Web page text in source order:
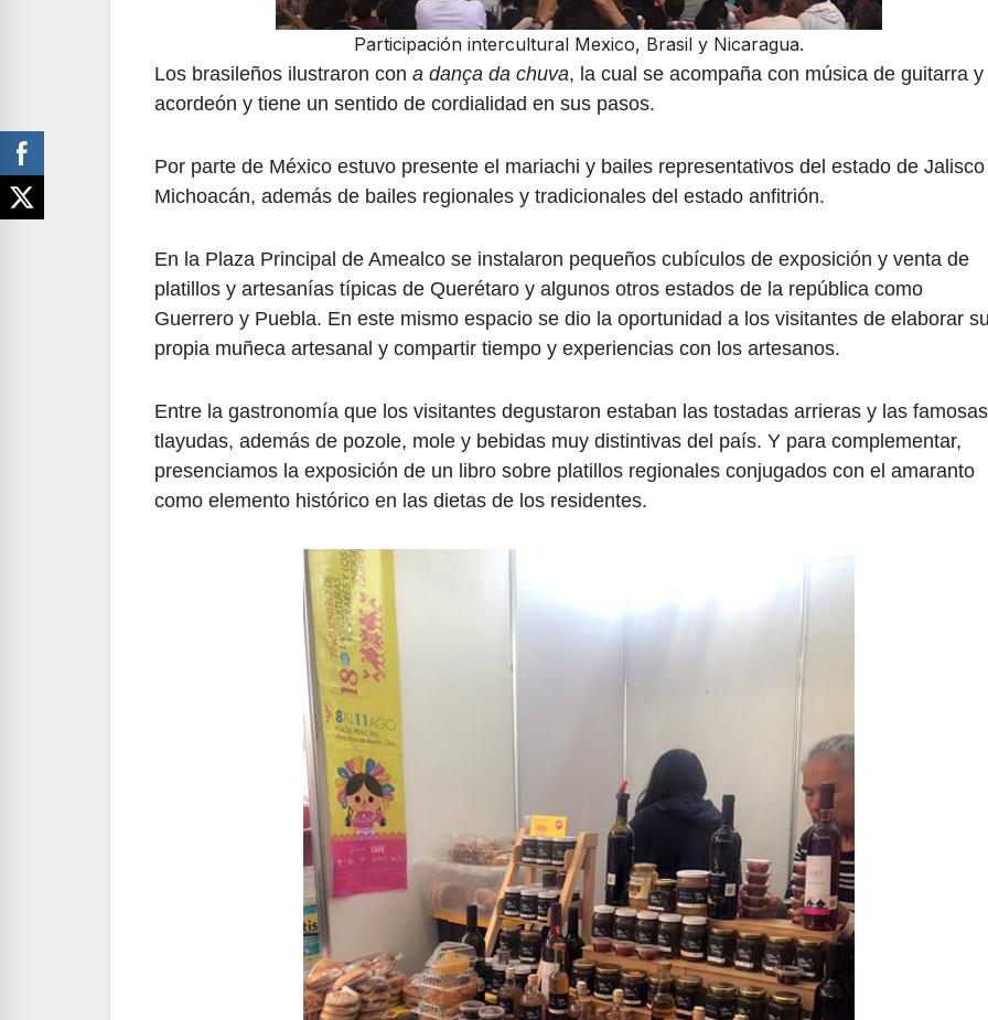
Participación intercultural Mexico, Brasil y Nicaragua.
Los brasileños ilustraron con a dança da chuva, la cual se acompaña con música de guitarra y
acordeón y tiene un sentido de cordialidad en sus pasos.
Por parte de México estuvo presente el mariachi y bailes representativos del estado de
Michoacán, además de bailes regionales y tradicionales del estado anfitrión.
En la Plaza Principal de Amealco se instalaron pequeños cubículos de exposición y venta de
platillos y artesanías típicas de Querétaro y algunos otros estados de la república como
Guerrero y Puebla. En este mismo espacio se dio la oportunidad a los visitantes de elaborar
propia muñeca artesanal y compartir tiempo y experiencias con los artesanos.
Entre la gastronomía que los visitantes degustaron estaban las tostadas arrieras y las famosas
tlayudas, además de pozole, mole y bebidas muy distintivas del país. Y para complementar,
presenciamos la exposición de un libro sobre platillos regionales conjugados con el amaranto
como elemento histórico en las dietas de los residentes.